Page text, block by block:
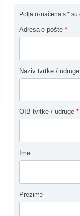
Polja označena s * su
Adresa e-pošte *
Naziv tvrtke / udruge
OIB tvrtke / udruge *
Ime
Prezime